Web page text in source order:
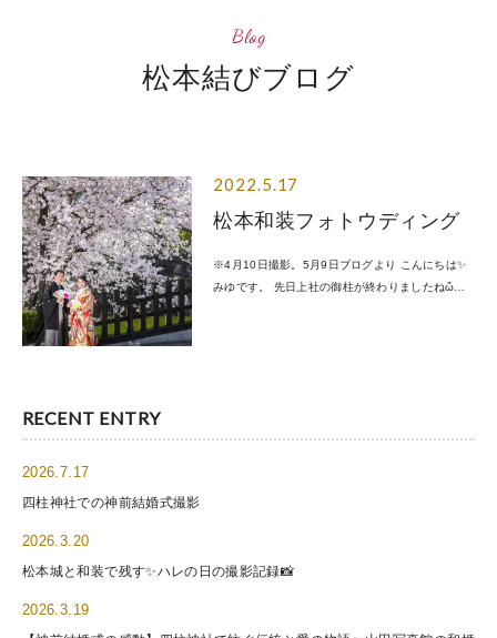
松本城フォトギャラリー
ご利用ガイド
松本結びブログ
お問い合わせ
プライバシーポリシー
Blog
松本結びブ ロ グ
2022.5.17
松本和装フォトウディング
※4月10日撮影。5月9日ブログより こんにちは✨
みゆです。 先日上社の御柱が終わりましたねὤ…
RECENT ENTRY
2026.7.17
四柱神社での神前結婚式撮影
2026.3.20
松本城と和装で残す✨ハレの日の撮影記録📸
2026.3.19